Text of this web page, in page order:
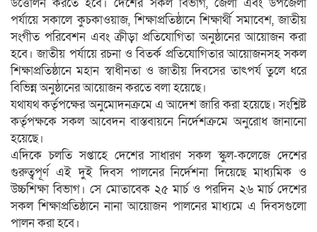
পর্যায়ে সকালে কুচকাওয়াজ, শিক্ষাপ্রতিষ্ঠানে শিক্ষার্থী সমাবেশ, জাতীয়
সংগীত পরিবেশন এবং ক্রীড়া প্রতিযোগিতা অনুষ্ঠানের আয়োজন করা
হবে। জাতীয় পর্যায়ে রচনা ও বিতর্ক প্রতিযোগিতার আয়োজনসহ সকল
শিক্ষাপ্রতিষ্ঠানে মহান স্বাধীনতা ও জাতীয় দিবসের তাৎপর্য তুলে ধরে
বিভিন্ন অনুষ্ঠানের আয়োজন করতে বলা হয়েছে।
যথাযথ কর্তৃপক্ষের অনুমোদনক্রমে এ আদেশ জারি করা হয়েছে। সংশ্লিষ্ট
কর্তৃপক্ষকে সকল আবেদন বাস্তবায়নে নির্দেশক্রমে অনুরোধ জানানো
হয়েছে।
এদিকে চলতি সপ্তাহে দেশের সাধারণ সকল স্কুল-কলেজে দেশের
গুরুত্বপূর্ণ এই দুই দিবস পালনের নির্দেশনা দিয়েছে মাধ্যমিক ও
উচ্চশিক্ষা বিভাগ। সে মোতাবেক ২৫ মার্চ ও পরদিন ২৬ মার্চ দেশের
সকল শিক্ষাপ্রতিষ্ঠানে নানা আয়োজন পালনের মাধ্যমে এ দিবসগুলো
পালন করা হবে।